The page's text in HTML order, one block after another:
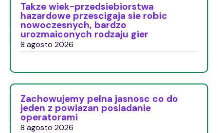
Takze wiek-przedsiebiorstwa
hazardowe przescigaja sie robic
nowoczesnych, bardzo
urozmaiconych rodzaju gier
8 agosto 2026
Zachowujemy pelna jasnosc co do
jeden z powiazan posiadanie
operatorami
8 agosto 2026